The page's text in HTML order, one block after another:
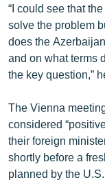
“I could see that
solve the problem
does the
and on what terms
the key question,”
The Vienna
considered
their foreign
shortly before a
planned by the